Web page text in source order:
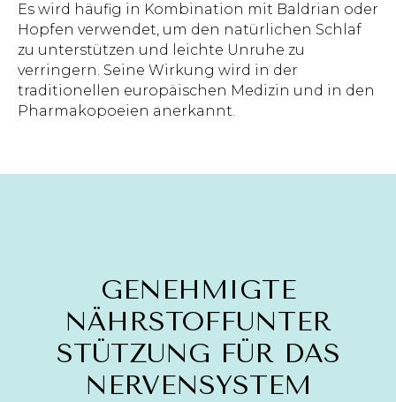
Es wird häufig in Kombination mit Baldrian oder
Hopfen verwendet, um den natürlichen Schlaf
zu unterstützen und leichte Unruhe zu
verringern. Seine Wirkung wird in der
traditionellen europäischen Medizin und in den
Pharmakopoeien anerkannt.
GENEHMIGTE
NÄHRSTOFFUNTER
STÜTZUNG FÜR DAS
NERVENSYSTEM